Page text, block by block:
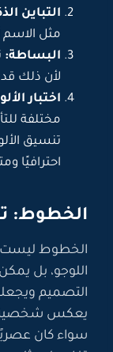
التباين
مثل الاسم
البساطة:
لأن ذلك
اختبار
مختلفة
تنسيق
احترافيًا
الخطوط:
الخطوط
اللوجو، بل
التصميم
يعكس شخصية
سواء كان